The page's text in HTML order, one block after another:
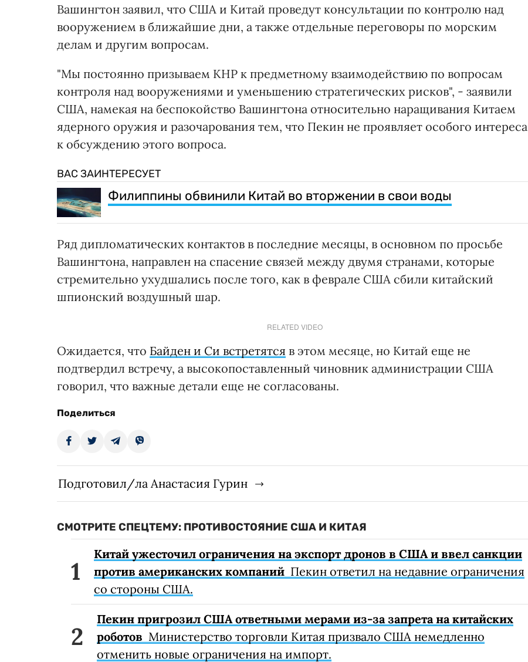
Вашингтон заявил, что США и Китай проведут консультации по контролю над
вооружением в ближайшие дни, а также отдельные переговоры по морским
делам и другим вопросам.
"Мы постоянно призываем КНР к предметному взаимодействию по вопросам
контроля над вооружениями и уменьшению стратегических рисков", - заявили
США, намекая на беспокойство Вашингтона относительно наращивания Китаем
ядерного оружия и разочарования тем, что Пекин не проявляет особого интереса
к обсуждению этого вопроса.
ВАС ЗАИНТЕРЕСУЕТ
Филиппины обвинили Китай во вторжении в свои воды
Ряд дипломатических контактов в последние месяцы, в основном по просьбе
Вашингтона, направлен на спасение связей между двумя странами, которые
стремительно ухудшались после того, как в феврале США сбили китайский
шпионский воздушный шар.
RELATED VIDEO
Ожидается, что Байден и Си встретятся в этом месяце, но Китай еще не
подтвердил встречу, а высокопоставленный чиновник администрации США
говорил, что важные детали еще не согласованы.
Поделиться
Подготовил/ла Анастасия Гурин
СМОТРИТЕ СПЕЦТЕМУ: ПРОТИВОСТОЯНИЕ США И КИТАЯ
Китай ужесточил ограничения на экспорт дронов в США и ввел санкции
против американских компаний Пекин ответил на недавние ограничения
со стороны США.
Пекин пригрозил США ответными мерами из-за запрета на китайских
роботов Министерство торговли Китая призвало США немедленно
отменить новые ограничения на импорт.